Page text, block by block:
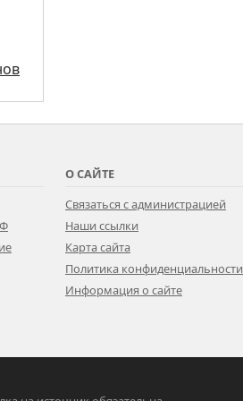
О САЙТЕ
Связаться с администрацией
Наши ссылки
Карта сайта
Политика конфиденциальности
Информация о сайте